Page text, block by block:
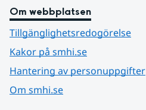
Om webbplatsen
Tillgänglighetsredogörelse
Kakor på smhi.se
Hantering av personuppgifter
Om smhi.se